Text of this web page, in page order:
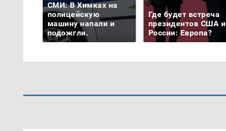
СМИ: В Химках на
полицейскую
машину напали и
подожгли.
Где будет встреча
президентов США и
России: Европа?